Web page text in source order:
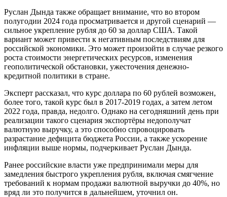
Руслан Дында также обращает внимание, что во втором
полугодии 2024 года просматривается и другой сценарий —
сильное укрепление рубля до 60 за доллар США. Такой
вариант может привести к негативным последствиям для
российской экономики. Это может произойти в случае резкого
роста стоимости энергетических ресурсов, изменения
геополитической обстановки, ужесточения денежно-
кредитной политики в стране.
Эксперт рассказал, что курс доллара по 60 рублей возможен,
более того, такой курс был в 2017-2019 годах, а затем летом
2022 года, правда, недолго. Однако на сегодняшний день при
реализации такого сценария экспортёры недополучат
валютную выручку, а это способно спровоцировать
разрастание дефицита бюджета России, а также ускорение
инфляции выше нормы, подчеркивает Руслан Дында.
Ранее российские власти уже предпринимали меры для
замедления быстрого укрепления рубля, включая смягчение
требований к нормам продажи валютной выручки до 40%, но
вряд ли это получится в дальнейшем, уточнил он.